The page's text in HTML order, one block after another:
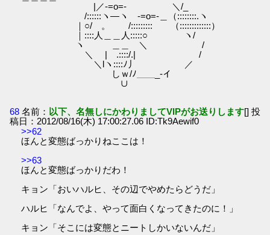
|／-=o=- ＼/_
/::::::ヽ―ヽ -=o=-＿（::::::::.ヽ
｜○/ 。 /::::::::: （:::::::::::::）
｜::::人＿＿人:::::○ ヽ/
ヽ ＿＿ ＼ /
＼ | .::::/.| /
＼lヽ::::ﾉ丿 ／
しｗ/ﾉ＿＿_-イ
∪
68 名前： 以下、名無しにかわりましてVIPがお送りします[] 投
稿日：2012/08/16(木) 17:00:27.06 ID:Tk9Aewif0
>>62
ほんと変態ばっかりねここは！
>>63
ほんと変態ばっかりだわ！
キョン「おいハルヒ、その辺でやめたらどうだ」
ハルヒ「なんでよ、やって面白くなってきたのに！」
キョン「そこには変態とニートしかいないんだ」